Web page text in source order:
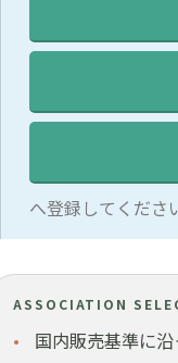
へ登録してくださ
ASSOCIATION
国内販売基準に